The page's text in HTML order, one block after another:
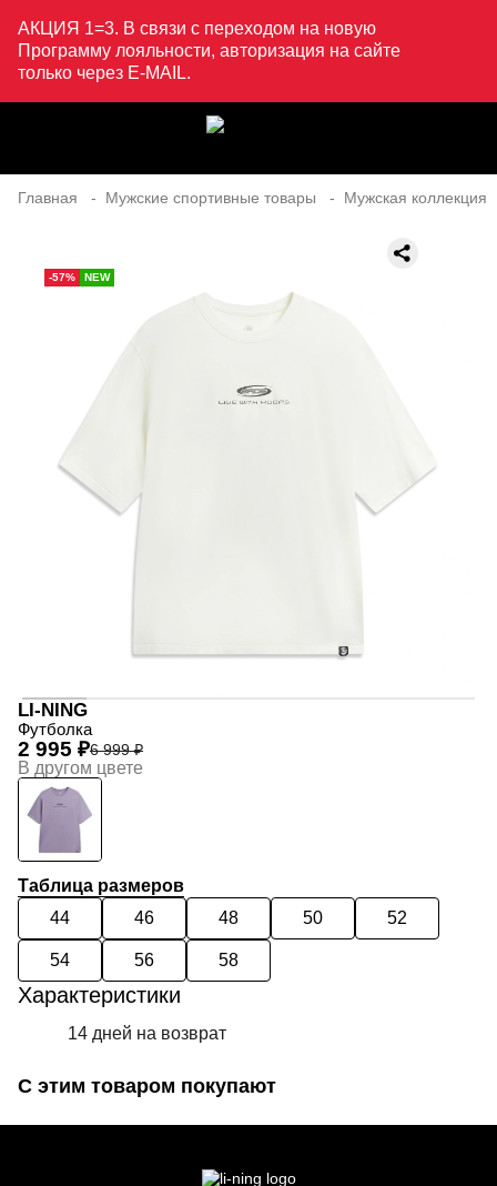
АКЦИЯ 1=3. В связи с переходом на новую
Программу лояльности, авторизация на сайте
только через E-MAIL.
Главная Мужские спортивные товары Мужская коллекция
-57% NEW
LI-NING
Футболка
6 999 ₽
2 995 ₽
В другом цвете
Таблица размеров
44
46 48 50 52
54 56 58
Характеристики
14 дней на возврат
С этим товаром покупают